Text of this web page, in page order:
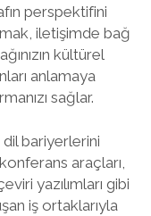
perspektifini
iletişimde bağ
kültürel
anlamaya
sağlar.
dil bariyerlerini
araçları,
yazılımları gibi
iş ortaklarıyla